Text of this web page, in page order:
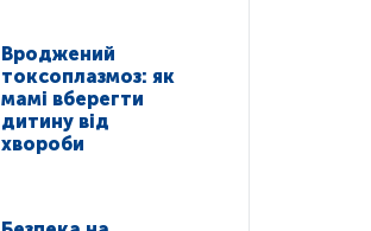
Вроджений
токсоплазмоз: як
мамі вберегти
дитину від
хвороби